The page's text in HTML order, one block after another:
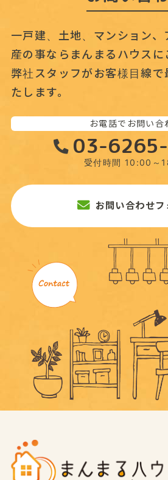
一戸建、土地、マンション、
産の事なら まんまるハウスに
弊社スタッフがお客様目線で
たします。
お電話でお問い合
03-
受付時間 10:00～
お問い合わせフ